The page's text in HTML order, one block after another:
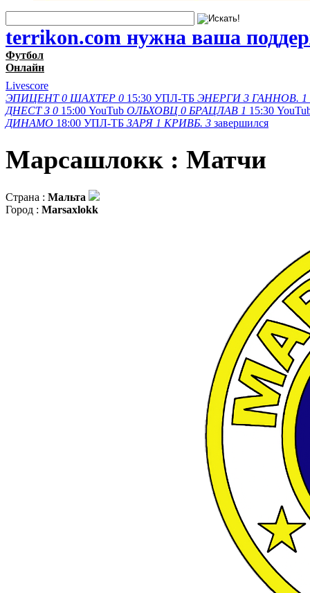
terrikon.com нужна ваша
Футбол
Онлайн
Livescore
ЭПИЦЕНТ 0 ШАХТЕР 0 15:30 УПЛ-ТБ ЭНЕРГИ 3 ГАННОВ. 1
ДНЕСТ З 0 15:00 YouTub ОЛЬХОВЦ 0 БРАЦЛАВ 1 15:30
ДИНАМО 18:00 УПЛ-ТБ ЗАРЯ 1 КРИВБ. 3 завершился
Марсашлокк : Матчи
Страна : Мальта
Город : Marsaxlokk